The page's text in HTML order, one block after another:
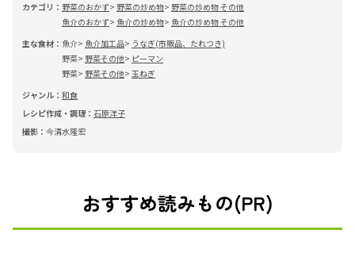
カテゴリ： 野菜のおかず 野菜の炒め物
野菜の炒め物 その他
魚介のおかず
魚介の炒め物
魚介の炒め物 その他
主な食材： 魚介 魚介加工品
うなぎ(市販品、たれつき)
野菜
野菜その他
ピーマン
野菜
野菜その他 玉ねぎ
ジャンル： 和食
レシピ作成・調理： 石原洋子
撮影： 今清水隆宏
おすすめ読みもの(PR)